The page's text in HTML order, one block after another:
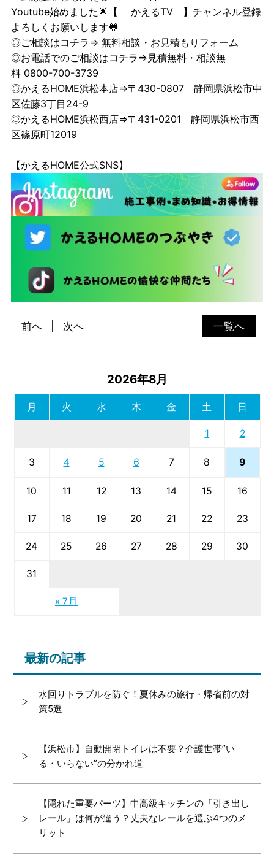
Youtube始めました🌟【 かえるTV】チャンネル登録
よろしくお願いします🐸
◎ご相談はコチラ⇒ 無料相談・お見積もりフォーム
◎お電話でのご相談はコチラ⇒見積無料・相談無
料 0800-700-3739
◎かえるHOME浜松本店⇒〒430-0807 静岡県浜松市中
区佐藤3丁目24-9
◎かえるHOME浜松西店⇒〒431-0201 静岡県浜松市西
区篠原町12019
【かえるHOME公式SNS】
一覧へ
前へ 次へ
2026年8月
月 火 水 木 金 土 日
« 7月
1 2
3 4 5 6 7 8 9
10 11 12 13 14 15 16
17 18 19 20 21 22 23
24 25 26 27 28 29 30
31
最新の記事
水回りトラブルを防ぐ！夏休みの旅行・帰省前の対
策5選
【浜松市】自動開閉トイレは不要？介護世帯”い
る・いらない”の分かれ道
【隠れた重要パーツ】中高級キッチンの「引き出し
レール」は何が違う？丈夫なレールを選ぶ4つのメ
リット